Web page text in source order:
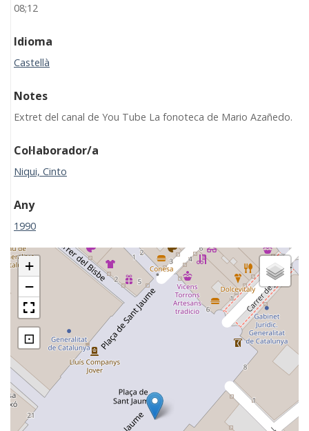
08;12
Idioma
Castellà
Notes
Extret del canal de You Tube La fonoteca de Mario Azañedo.
Col·laborador/a
Niqui, Cinto
Any
1990
+
−
⊡